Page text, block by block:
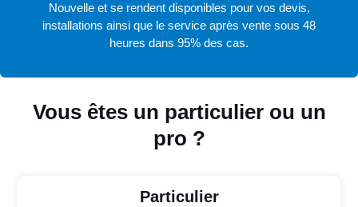
Vous êtes un particulier ou un
pro ?
Particulier
Nouvelle et se rendent disponibles pour vos devis,
installations ainsi que le service après vente sous 48
heures dans 95% des cas.